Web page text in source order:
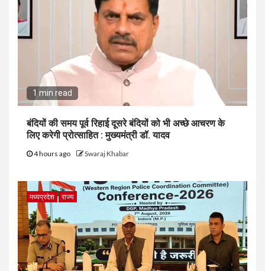
1 min read
बंदियों की समय पूर्व रिहाई दूसरे बंदियों को भी अच्छे आचरण के
लिए करेगी प्रोत्साहित : मुख्यमंत्री डॉ. यादव
4 hours ago Swaraj Khabar
मध्यप्रदेश राज्य